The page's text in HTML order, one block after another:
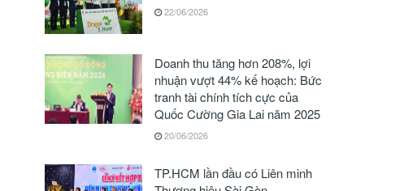
22/06/2026
Doanh thu tăng hơn 208%, lợi
nhuận vượt 44% kế hoạch: Bức
tranh tài chính tích cực của
Quốc Cường Gia Lai năm 2025
20/06/2026
TP.HCM lần đầu có Liên minh